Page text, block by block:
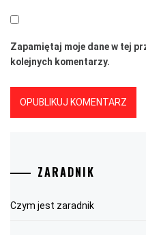
Zapamiętaj moje dane w tej
kolejnych komentarzy.
ZARADNIK
Czym jest zaradnik